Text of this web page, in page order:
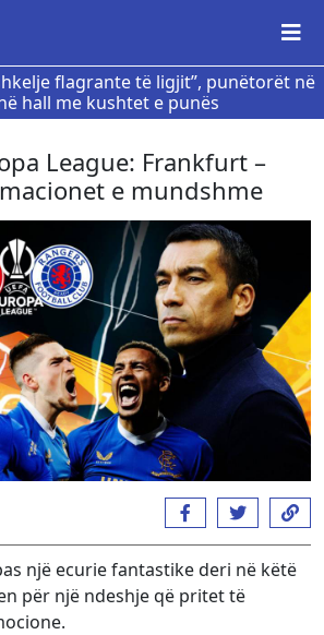
flagrante të ligjit”, punëtorët në
hall me kushtet e punës
League: Frankfurt –
e mundshme
një ecurie fantastike deri në këtë
për një ndeshje që pritet të